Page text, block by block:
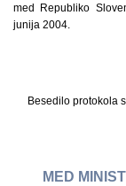
med Republiko
junija 2004.
Besedilo protokola
MED